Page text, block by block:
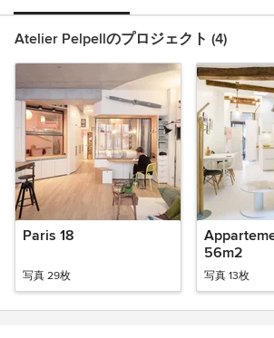
Atelier Pelpellのプロジェクト (4)
Paris 18
写真 29枚
56m2
写真 13枚